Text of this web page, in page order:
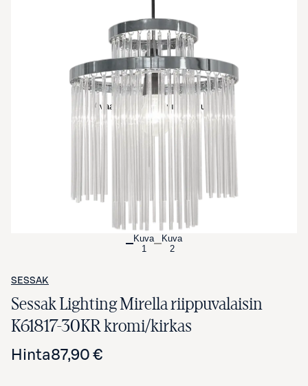
Avaa tuotekuva suurennettuna
Kuva
1
Kuva
2
SESSAK
Sessak Lighting Mirella riippuvalaisin
K61817-30KR kromi/kirkas
Hinta87,90 €